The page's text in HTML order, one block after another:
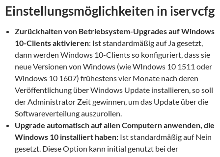
Einstellungsmöglichkeiten in iservcfg
Zurückhalten von Betriebsystem-Upgrades auf Windows
10-Clients aktivieren: Ist standardmäßig auf Ja gesetzt,
dann werden Windows 10-Clients so konfiguriert, dass sie
neue Versionen von Windows (wie WIndows 10 1511 oder
Windows 10 1607) frühestens vier Monate nach deren
Veröffentlichung über Windows Update installieren, so soll
der Administrator Zeit gewinnen, um das Update über die
Softwareverteilung auszurollen.
Upgrade automatisch auf allen Computern anwenden, die
Windows 10 installiert haben: Ist standardmäßig auf Nein
gesetzt. Diese Option kann initial genutzt bei der